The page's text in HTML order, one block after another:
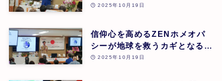
本再生の道 | 吉野敏明(医療法
ック 院長) | 第26回
2025年10月19日
信仰心を高めるZENホメオパ
シーが地球を救うカギとなる |
道繁良 | 第26回
2025年10月19日